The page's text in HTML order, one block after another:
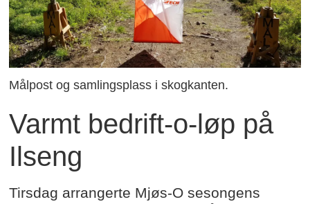
Målpost og samlingsplass i skogkanten.
Varmt bedrift-o-løp på
Ilseng
Tirsdag arrangerte Mjøs-O sesongens